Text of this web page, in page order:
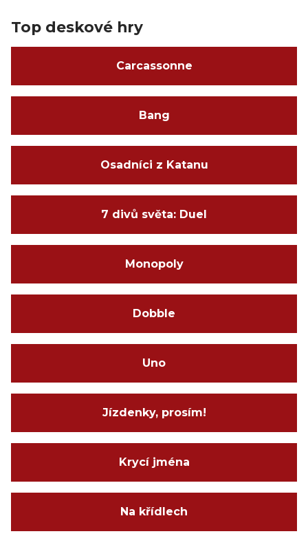
Top deskové hry
Carcassonne
Bang
Osadníci z Katanu
7 divů světa: Duel
Monopoly
Dobble
Uno
Jízdenky, prosím!
Krycí jména
Na křídlech